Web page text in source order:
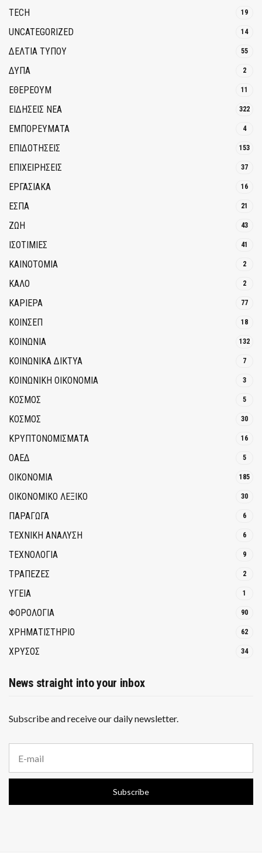
TECH 19
UNCATEGORIZED 14
ΔΕΛΤΙΑ ΤΥΠΟΥ 55
ΔΥΠΑ 2
ΕΘΈΡΕΟΥΜ 11
ΕΙΔΗΣΕΙΣ ΝΕΑ 322
ΕΜΠΟΡΕΥΜΑΤΑ 4
ΕΠΙΔΟΤΗΣΕΙΣ 153
ΕΠΙΧΕΙΡΗΣΕΙΣ 37
ΕΡΓΑΣΙΑΚΑ 16
ΕΣΠΑ 21
ΖΩΗ 43
ΙΣΟΤΙΜΙΕΣ 41
ΚΑΙΝΟΤΟΜΊΑ 2
ΚΑΛΟ 2
ΚΑΡΙΕΡΑ 77
ΚΟΙΝΣΕΠ 18
ΚΟΙΝΩΝΙΑ 132
ΚΟΙΝΩΝΙΚΆ ΔΊΚΤΥΑ 7
ΚΟΙΝΩΝΙΚΉ ΟΙΚΟΝΟΜΊΑ 3
ΚΟΣΜΟΣ 5
ΚΟΣΜΟΣ 30
ΚΡΥΠΤΟΝΟΜΊΣΜΑΤΑ 16
ΟΑΕΔ 5
ΟΙΚΟΝΟΜΙΑ 185
ΟΙΚΟΝΟΜΙΚΟ ΛΕΞΙΚΟ 30
ΠΑΡΑΓΩΓΑ 6
ΤΕΧΝΙΚΗ ΑΝΑΛΥΣΗ 6
ΤΕΧΝΟΛΟΓΙΑ 9
ΤΡΆΠΕΖΕΣ 2
ΥΓΕΙΑ 1
ΦΟΡΟΛΟΓΙΑ 90
ΧΡΗΜΑΤΙΣΤΗΡΙΟ 62
ΧΡΥΣΟΣ 34
News straight into your inbox
Subscribe and receive our daily newsletter.
a
i
a
Subscribe